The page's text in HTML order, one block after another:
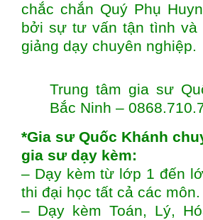
chắc chắn Quý Phụ
bởi sự tư vấn tận tình và
giảng dạy chuyên nghiệp.
Trung tâm gia sư
Bắc Ninh –
*Gia sư Quốc Khánh
gia sư dạy kèm:
– Dạy kèm từ lớp 1 đến
thi đại học tất cả các môn.
– Dạy kèm Toán, Lý,